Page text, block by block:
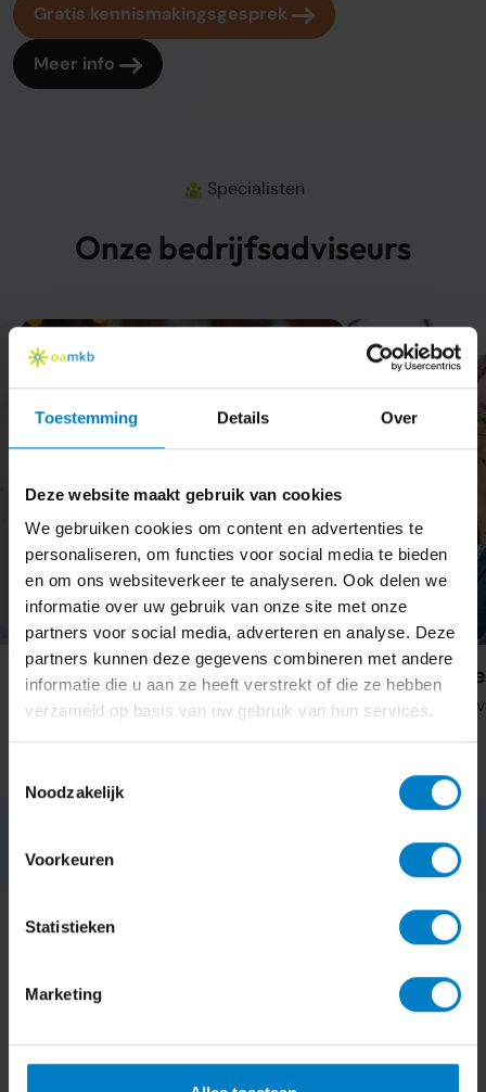
Toestemming Details Over
Deze website maakt gebruik van cookies
We gebruiken cookies om content en advertenties te
personaliseren, om functies voor social media te bieden
en om ons websiteverkeer te analyseren. Ook delen we
informatie over uw gebruik van onze site met onze
partners voor social media, adverteren en analyse. Deze
partners kunnen deze gegevens combineren met andere
informatie die u aan ze heeft verstrekt of die ze hebben
verzameld op basis van uw gebruik van hun services.
Noodzakelijk
Voorkeuren
Statistieken
Marketing
Gratis kennismakingsgesprek
Meer info
Specialisten
Onze bedrijfsadviseurs
Eric Jan Pelt
Commercie & strategie
Thomas de
Financieel
Waarom kiezen voor oamkb?
Realtime inzicht in je bedrijf